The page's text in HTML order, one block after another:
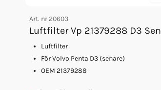
Art. nr 20603
Luftfilter Vp 21379288 D3 Sen
Luftfilter
För Volvo Penta D3 (senare)
OEM 21379288